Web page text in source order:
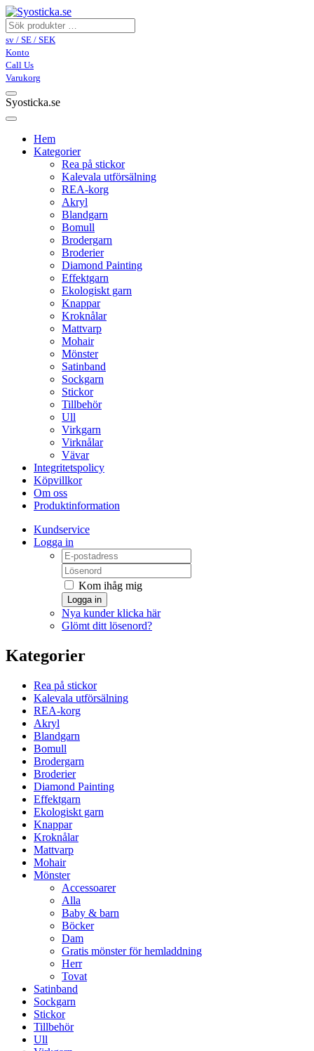
sv / SE / SEK
Konto
Call Us
Varukorg
Syosticka.se
Hem
Kategorier
Rea på stickor
Kalevala utförsälning
REA-korg
Akryl
Blandgarn
Bomull
Brodergarn
Broderier
Diamond Painting
Effektgarn
Ekologiskt garn
Knappar
Kroknålar
Mattvarp
Mohair
Mönster
Satinband
Sockgarn
Stickor
Tillbehör
Ull
Virkgarn
Virknålar
Vävar
Integritetspolicy
Köpvillkor
Om oss
Produktinformation
Kundservice
Logga in
Kom ihåg mig
Logga in
Nya kunder klicka här
Glömt ditt lösenord?
Kategorier
Rea på stickor
Kalevala utförsälning
REA-korg
Akryl
Blandgarn
Bomull
Brodergarn
Broderier
Diamond Painting
Effektgarn
Ekologiskt garn
Knappar
Kroknålar
Mattvarp
Mohair
Mönster
Accessoarer
Alla
Baby & barn
Böcker
Dam
Gratis mönster för hemladdning
Herr
Tovat
Satinband
Sockgarn
Stickor
Tillbehör
Ull